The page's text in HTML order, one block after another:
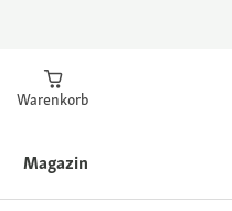
Warenkorb
Magazin